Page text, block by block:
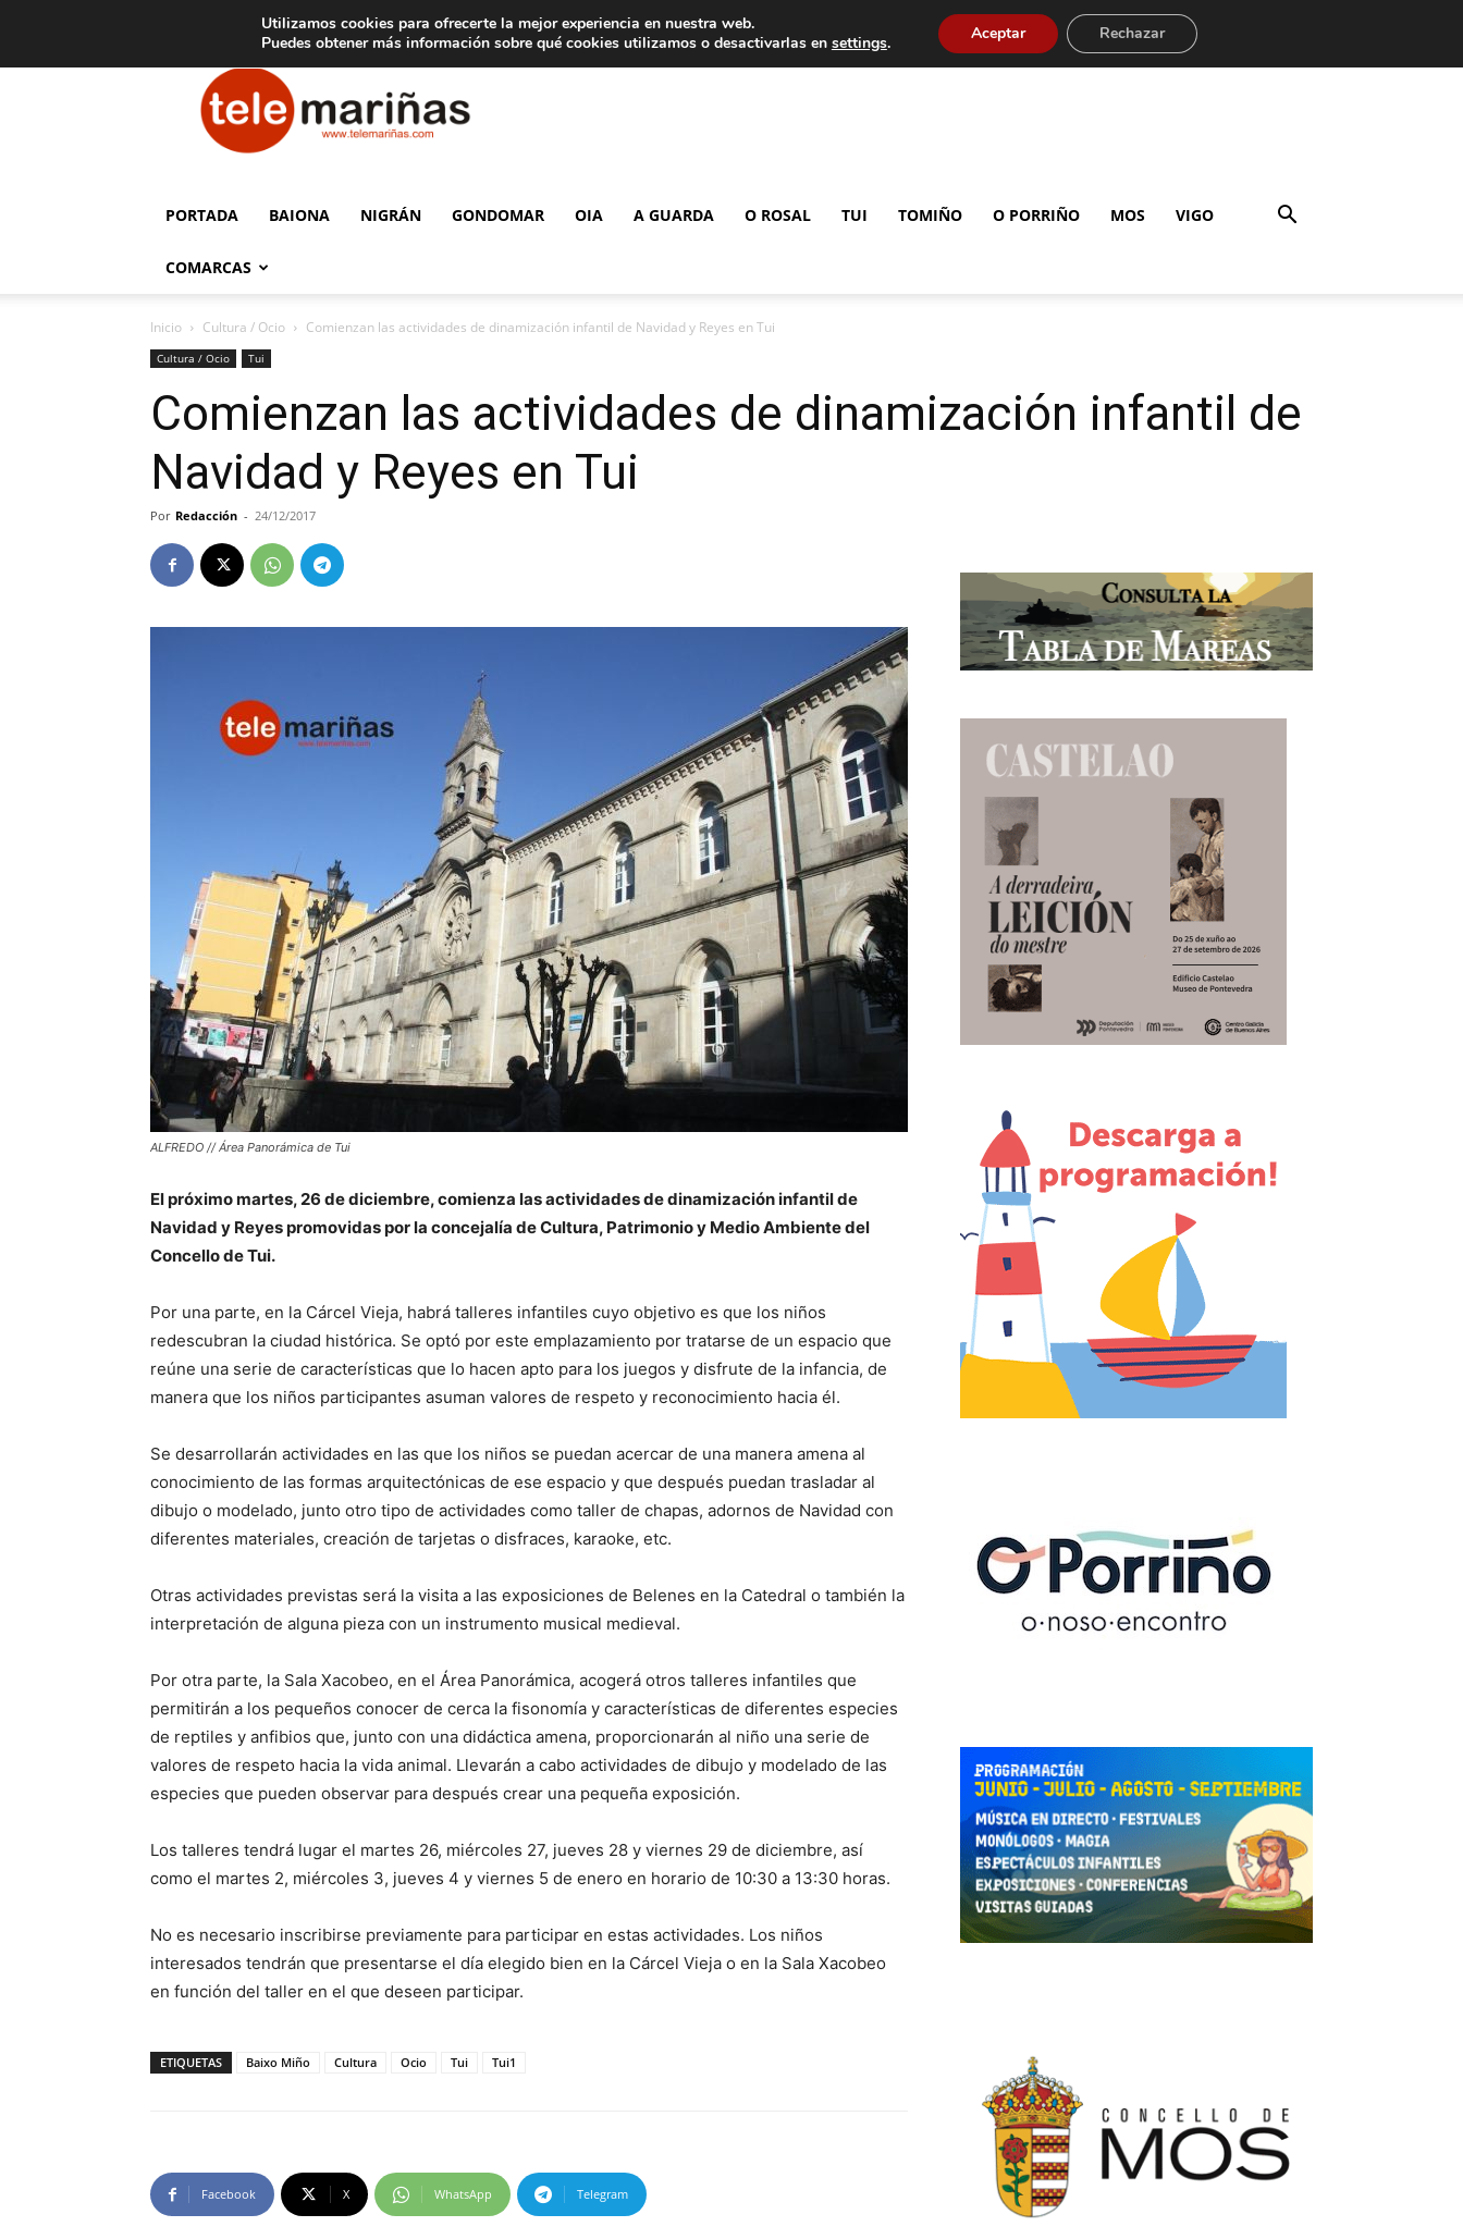
Aviso legal Tarifas de publicidad
Telemariñas
PORTADA BAIONA NIGRÁN GONDOMAR OIA A GUARDA O ROSAL TUI TOMIÑO O PORRIÑO MOS VIGO
COMARCAS
Inicio Cultura / Ocio Comienzan las actividades de dinamización infantil de Navidad y Reyes en Tui
Cultura / Ocio Tui
Comienzan las actividades de dinamización infantil de
Navidad y Reyes en Tui
Por Redacción - 24/12/2017
ALFREDO // Área Panorámica de Tui
El próximo martes, 26 de diciembre, comienza las actividades de dinamización infantil de
Navidad y Reyes promovidas por la concejalía de Cultura, Patrimonio y Medio Ambiente del
Concello de Tui.
Por una parte, en la Cárcel Vieja, habrá talleres infantiles cuyo objetivo es que los niños
redescubran la ciudad histórica. Se optó por este emplazamiento por tratarse de un espacio que
reúne una serie de características que lo hacen apto para los juegos y disfrute de la infancia, de
manera que los niños participantes asuman valores de respeto y reconocimiento hacia él.
Se desarrollarán actividades en las que los niños se puedan acercar de una manera amena al
conocimiento de las formas arquitectónicas de ese espacio y que después puedan trasladar al
dibujo o modelado, junto otro tipo de actividades como taller de chapas, adornos de Navidad con
diferentes materiales, creación de tarjetas o disfraces, karaoke, etc.
Otras actividades previstas será la visita a las exposiciones de Belenes en la Catedral o también la
interpretación de alguna pieza con un instrumento musical medieval.
Por otra parte, la Sala Xacobeo, en el Área Panorámica, acogerá otros talleres infantiles que
permitirán a los pequeños conocer de cerca la fisonomía y características de diferentes especies
de reptiles y anfibios que, junto con una didáctica amena, proporcionarán al niño una serie de
valores de respeto hacia la vida animal. Llevarán a cabo actividades de dibujo y modelado de las
especies que pueden observar para después crear una pequeña exposición.
Los talleres tendrá lugar el martes 26, miércoles 27, jueves 28 y viernes 29 de diciembre, así
como el martes 2, miércoles 3, jueves 4 y viernes 5 de enero en horario de 10:30 a 13:30 horas.
No es necesario inscribirse previamente para participar en estas actividades. Los niños
interesados tendrán que presentarse el día elegido bien en la Cárcel Vieja o en la Sala Xacobeo
en función del taller en el que deseen participar.
ETIQUETAS Baixo Miño Cultura Ocio Tui Tui1
Facebook X WhatsApp Telegram
Utilizamos cookies para ofrecerte la mejor experiencia en nuestra web.
Puedes obtener más información sobre qué cookies utilizamos o desactivarlas en settings. Aceptar Rechazar